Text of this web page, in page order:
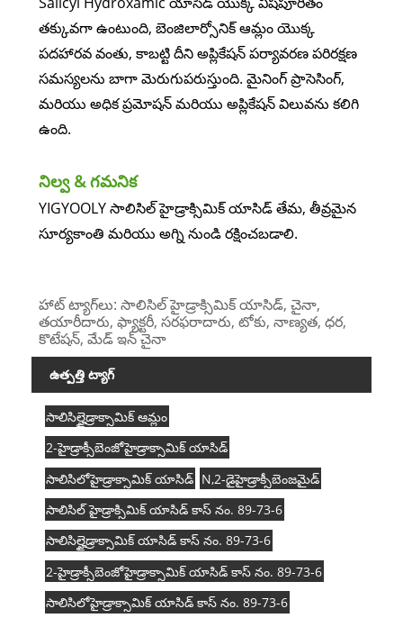
తక్కువగా ఉంటుంది, బెంజిలార్సోనిక్ ఆమ్లం యొక్క
పదహారవ వంతు, కాబట్టి దీని అప్లికేషన్ పర్యావరణ పరిరక్షణ
సమస్యలను బాగా మెరుగుపరుస్తుంది. మైనింగ్ ప్రాసెసింగ్,
మరియు అధిక ప్రమోషన్ మరియు అప్లికేషన్ విలువను కలిగి
ఉంది.
నిల్వ & గమనిక
YIGYOOLY సాలిసిల్ హైడ్రాక్సిమిక్ యాసిడ్ తేమ, తీవ్రమైన
సూర్యకాంతి మరియు అగ్ని నుండి రక్షించబడాలి.
హాట్ ట్యాగ్‌లు: సాలిసిల్ హైడ్రాక్సిమిక్ యాసిడ్, చైనా,
తయారీదారు, ఫ్యాక్టరీ, సరఫరాదారు, టోకు, నాణ్యత, ధర,
కొటేషన్, మేడ్ ఇన్ చైనా
ఉత్పత్తి ట్యాగ్
సాలిసిల్హైడ్రాక్సామిక్ ఆమ్లం
2-హైడ్రాక్సీబెంజోహైడ్రాక్సామిక్ యాసిడ్
సాలిసిలోహైడ్రాక్సామిక్ యాసిడ్ N,2-డైహైడ్రాక్సీబెంజమైడ్
సాలిసిల్ హైడ్రాక్సిమిక్ యాసిడ్ కాస్ నం. 89-73-6
సాలిసిల్హైడ్రాక్సామిక్ యాసిడ్ కాస్ నం. 89-73-6
2-హైడ్రాక్సీబెంజోహైడ్రాక్సామిక్ యాసిడ్ కాస్ నం. 89-73-6
సాలిసిలోహైడ్రాక్సామిక్ యాసిడ్ కాస్ నం. 89-73-6